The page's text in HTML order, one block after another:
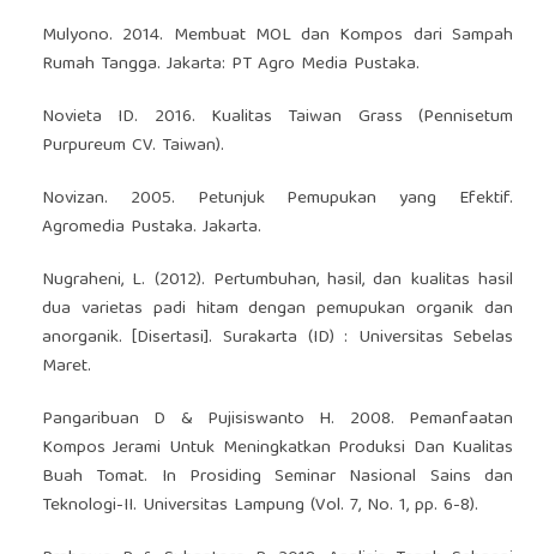
Mulyono. 2014. Membuat MOL dan Kompos dari Sampah
Rumah Tangga. Jakarta: PT Agro Media Pustaka.
Novieta ID. 2016. Kualitas Taiwan Grass (Pennisetum
Purpureum CV. Taiwan).
Novizan. 2005. Petunjuk Pemupukan yang Efektif.
Agromedia Pustaka. Jakarta.
Nugraheni, L. (2012). Pertumbuhan, hasil, dan kualitas hasil
dua varietas padi hitam dengan pemupukan organik dan
anorganik. [Disertasi]. Surakarta (ID) : Universitas Sebelas
Maret.
Pangaribuan D & Pujisiswanto H. 2008. Pemanfaatan
Kompos Jerami Untuk Meningkatkan Produksi Dan Kualitas
Buah Tomat. In Prosiding Seminar Nasional Sains dan
Teknologi-II. Universitas Lampung (Vol. 7, No. 1, pp. 6-8).